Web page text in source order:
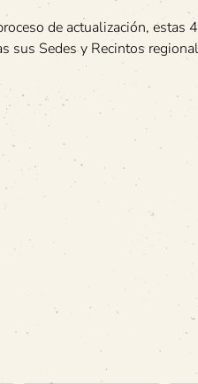
de actualización, estas
sus Sedes y Recintos